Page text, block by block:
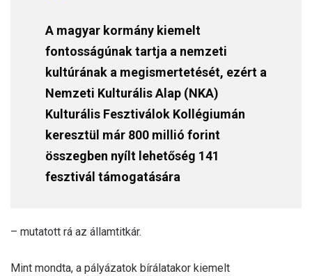
A magyar kormány kiemelt
fontosságúnak tartja a nemzeti
kultúrának a megismertetését, ezért a
Nemzeti Kulturális Alap (NKA)
Kulturális Fesztiválok Kollégiumán
keresztül már 800 millió forint
összegben nyílt lehetőség 141
fesztivál támogatására
– mutatott rá az államtitkár.
Mint mondta, a pályázatok bírálatakor kiemelt